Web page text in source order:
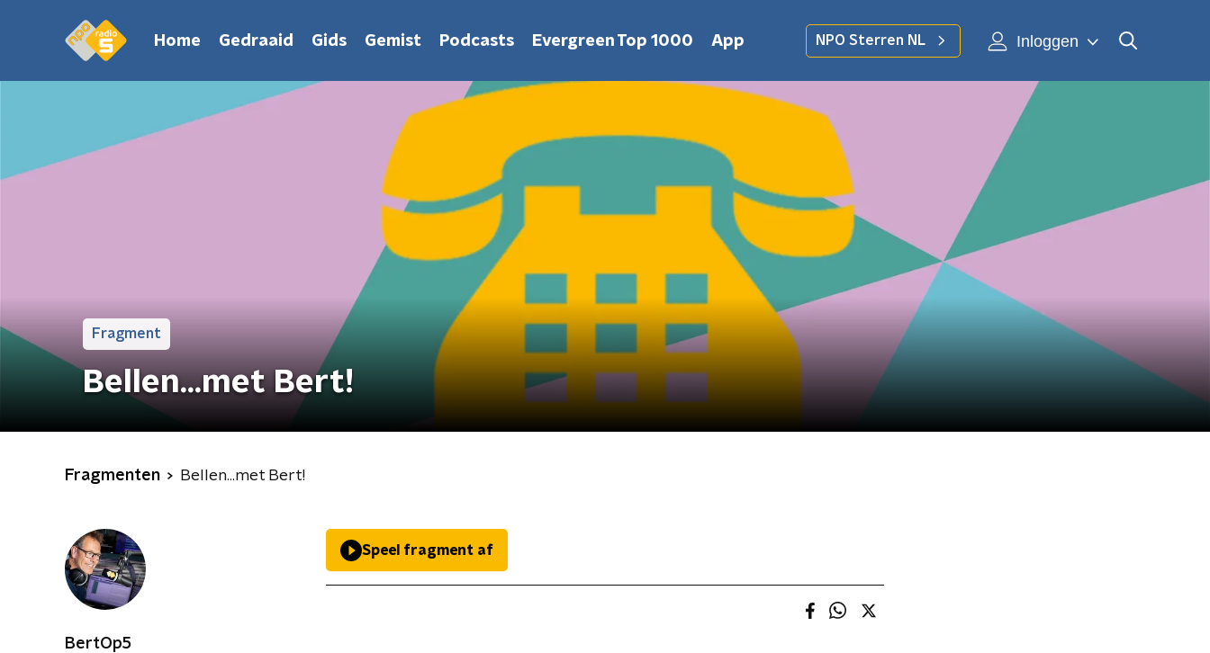
Home Gedraaid Gids Gemist Podcasts Evergreen Top 1000 App NPO Sterren NL Inloggen
Fragment
Bellen...met Bert!
Fragmenten Bellen...met Bert!
BertOp5
Speel fragment af